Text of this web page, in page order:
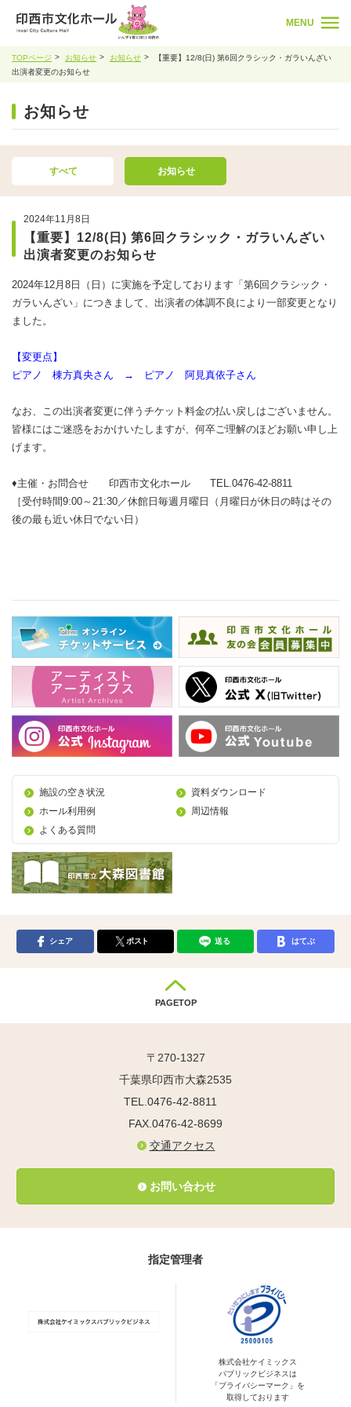
MENU
TOPページ お知らせ お知らせ
【重要】12/8(日) 第6回クラシック・ガラいんざい
出演者変更のお知らせ
お知らせ
すべて お知らせ
2024年11月8日
【重要】12/8(日) 第6回クラシック・ガラいんざい
出演者変更のお知らせ
2024年12月8日（日）に実施を予定しております「第6回クラシック・
ガラいんざい」につきまして、出演者の体調不良により一部変更となり
ました。
【変更点】
ピアノ 棟方真央さん → ピアノ 阿見真依子さん
なお、この出演者変更に伴うチケット料金の払い戻しはございません。
皆様にはご迷惑をおかけいたしますが、何卒ご理解のほどお願い申し上
げます。
♦主催・お問合せ 印西市文化ホール TEL.0476-42-8811
［受付時間9:00～21:30／休館日毎週月曜日（月曜日が休日の時はその
後の最も近い休日でない日）
施設の空き状況
資料ダウンロード
ホール利用例
周辺情報
よくある質問
シェア ポスト 送る はてぶ
PAGETOP
〒270-1327
千葉県印西市大森2535
TEL.0476-42-8811
FAX.0476-42-8699
交通アクセス
お問い合わせ
指定管理者
株式会社ケイミックス
パブリックビジネスは
「プライバシーマーク」を
取得しております